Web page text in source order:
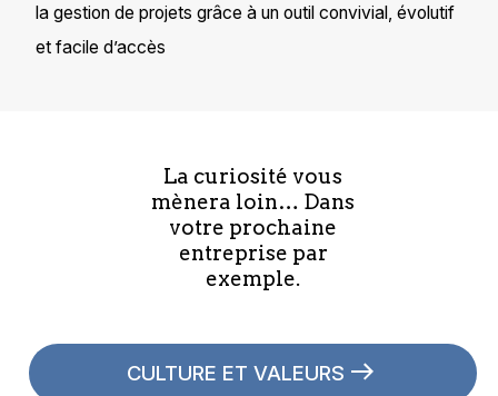
la gestion de projets grâce à un outil convivial, évolutif
et facile d’accès
La curiosité vous
mènera loin… Dans
votre prochaine
entreprise par
exemple.
CULTURE ET VALEURS